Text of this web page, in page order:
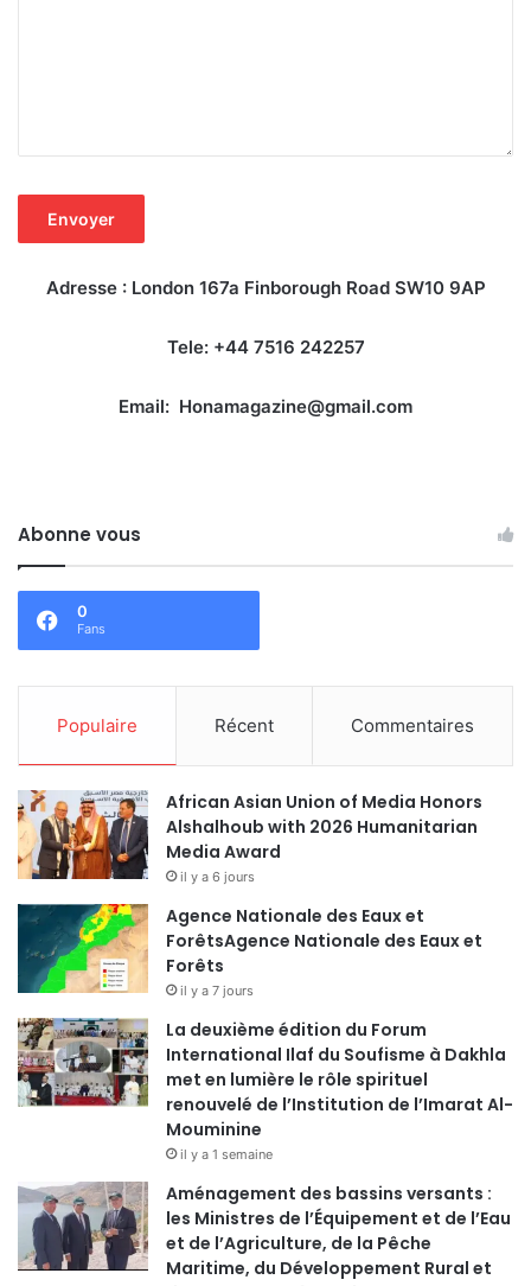
Adresse : London 167a Finborough Road SW10 9AP
Tele: +44 7516 242257
Email: Honamagazine@gmail.com
Abonne vous
0
Fans
Populaire Récent Commentaires
African Asian Union of Media Honors
Alshalhoub with 2026 Humanitarian
Media Award
il y a 6 jours
Agence Nationale des Eaux et
ForêtsAgence Nationale des Eaux et
Forêts
il y a 7 jours
La deuxième édition du Forum
International Ilaf du Soufisme à Dakhla
met en lumière le rôle spirituel
renouvelé de l’Institution de l’Imarat Al-
Mouminine
il y a 1 semaine
Aménagement des bassins versants :
les Ministres de l’Équipement et de l’Eau
et de l’Agriculture, de la Pêche
Maritime, du Développement Rural et